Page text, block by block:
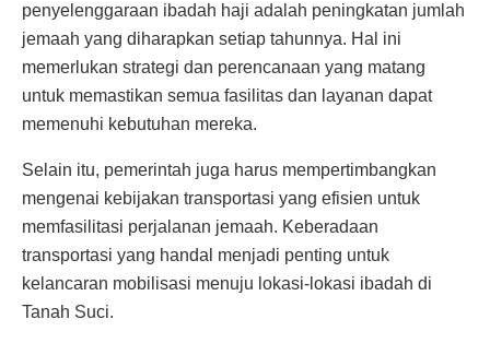
penyelenggaraan ibadah haji adalah peningkatan jumlah
jemaah yang diharapkan setiap tahunnya. Hal ini
memerlukan strategi dan perencanaan yang matang
untuk memastikan semua fasilitas dan layanan dapat
memenuhi kebutuhan mereka.
Selain itu, pemerintah juga harus mempertimbangkan
mengenai kebijakan transportasi yang efisien untuk
memfasilitasi perjalanan jemaah. Keberadaan
transportasi yang handal menjadi penting untuk
kelancaran mobilisasi menuju lokasi-lokasi ibadah di
Tanah Suci.